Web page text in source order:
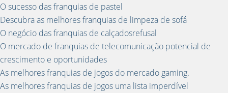
O sucesso das franquias de pastel
Descubra as melhores franquias de limpeza de sofá
O negócio das franquias de calçadosrefusal
O mercado de franquias de telecomunicação potencial de
crescimento e oportunidades
As melhores franquias de jogos do mercado gaming.
As melhores franquias de jogos uma lista imperdível